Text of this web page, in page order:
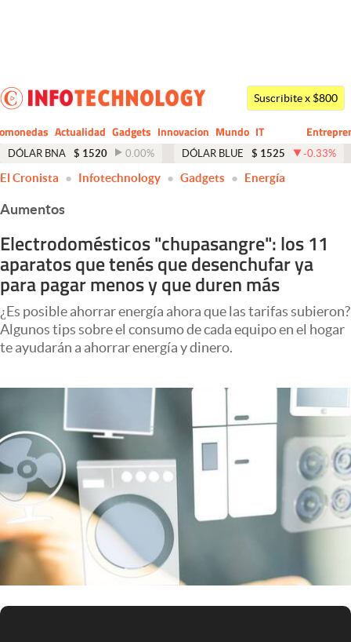
Dólar
Economía y Política
Finanzas y Mercados
Mercados Online
Negocios
Columnistas
Apertura
Clase
Mundial 2026
Eventos Corporativos
El Cronista Studio
Mediakit
abre en nueva pestaña
Argentina
Suscribite x $800
Actualidad Gadgets Innovacion Mundo
CIO
IT
Business
DÓLAR BNA $ 1520 0.00% DÓLAR BLUE $ 1525 -0.33%
El Cronista Infotechnology Gadgets Energía
Aumentos
Electrodomésticos "chupasangre": los 11
aparatos que tenés que desenchufar ya
para pagar menos y que duren más
¿Es posible ahorrar energía ahora que las tarifas subieron?
Algunos tips sobre el consumo de cada equipo en el hogar
te ayudarán a ahorrar energía y dinero.